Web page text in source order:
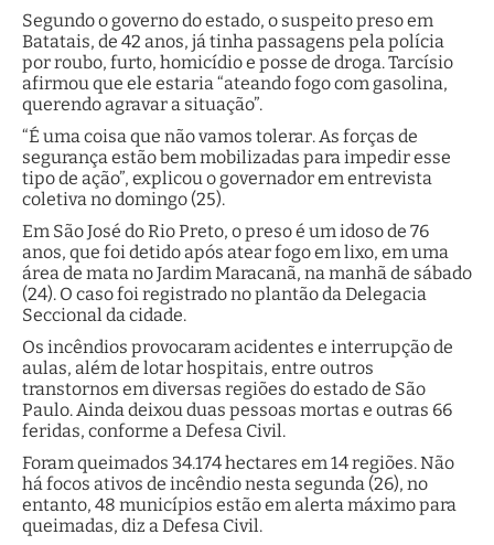
Segundo o governo do estado, o suspeito preso em
Batatais, de 42 anos, já tinha passagens pela polícia
por roubo, furto, homicídio e posse de droga. Tarcísio
afirmou que ele estaria “ateando fogo com gasolina,
querendo agravar a situação”.
“É uma coisa que não vamos tolerar. As forças de
segurança estão bem mobilizadas para impedir esse
tipo de ação”, explicou o governador em entrevista
coletiva no domingo (25).
Em São José do Rio Preto, o preso é um idoso de 76
anos, que foi detido após atear fogo em lixo, em uma
área de mata no Jardim Maracanã, na manhã de sábado
(24). O caso foi registrado no plantão da Delegacia
Seccional da cidade.
Os incêndios provocaram acidentes e interrupção de
aulas, além de lotar hospitais, entre outros
transtornos em diversas regiões do estado de São
Paulo. Ainda deixou duas pessoas mortas e outras 66
feridas, conforme a Defesa Civil.
Foram queimados 34.174 hectares em 14 regiões. Não
há focos ativos de incêndio nesta segunda (26), no
entanto, 48 municípios estão em alerta máximo para
queimadas, diz a Defesa Civil.